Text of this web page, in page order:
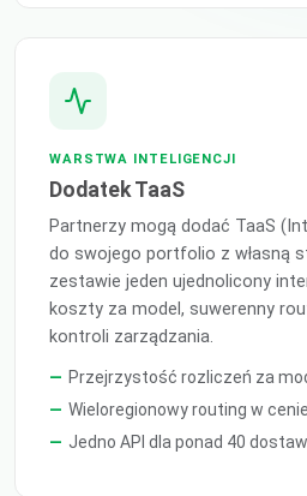
WARSTWA INTELIGENCJI
Dodatek TaaS
Partnerzy mogą dodać TaaS
do swojego portfolio z własną
zestawie jeden ujednolicony
koszty za model, suwerenny
kontroli zarządzania.
Przejrzystość rozliczeń za
Wieloregionowy routing w cenie
Jedno API dla ponad 40